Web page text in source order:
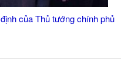
của Thủ tướng chính phủ